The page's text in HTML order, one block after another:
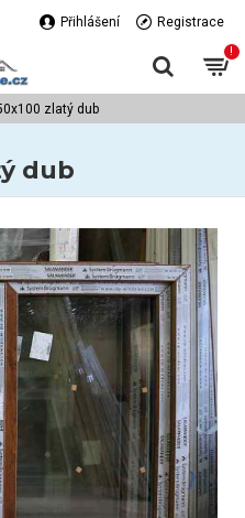
Přihlášení Registrace
!
zlatý dub
dub